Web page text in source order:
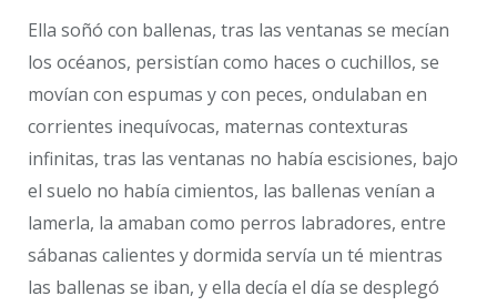
Ella soñó con ballenas, tras las ventanas se mecían
los océanos, persistían como haces o cuchillos, se
movían con espumas y con peces, ondulaban en
corrientes inequívocas, maternas contexturas
infinitas, tras las ventanas no había escisiones, bajo
el suelo no había cimientos, las ballenas venían a
lamerla, la amaban como perros labradores, entre
sábanas calientes y dormida servía un té mientras
las ballenas se iban, y ella decía el día se desplegó